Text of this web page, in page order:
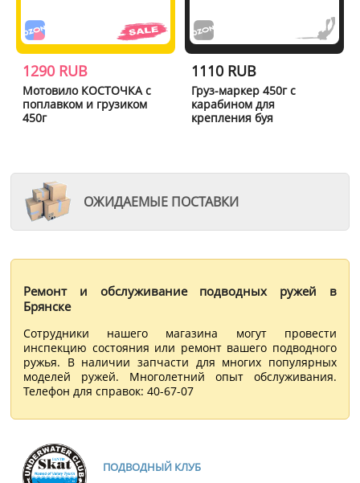
1290 RUB
Мотовило КОСТОЧКА с
поплавком и грузиком
450г
1110 RUB
Груз-маркер 450г с
карабином для
крепления буя
ОЖИДАЕМЫЕ ПОСТАВКИ
Ремонт и обслуживание подводных ружей в
Брянске
Сотрудники нашего магазина могут провести
инспекцию состояния или ремонт вашего подводного
ружья. В наличии запчасти для многих популярных
моделей ружей. Многолетний опыт обслуживания.
Телефон для справок: 40-67-07
ПОДВОДНЫЙ КЛУБ